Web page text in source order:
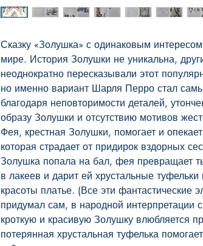
Сказку «Золушка» с одинаковым
мире. История Золушки не уникальна,
неоднократно пересказывали этот
но именно вариант Шарля Перро стал
благодаря неповторимости деталей,
образу Золушки и отсутствию мотивов
Фея, крестная Золушки, помогает и
которая страдает от придирок вздорных
Золушка попала на бал, фея превращает
в лакеев и дарит ей хрустальные
красоты платье. (Все эти фантастические
придумал сам, в народной интерпретации
кроткую и красивую Золушку влюбляется
потерянная хрустальная туфелька